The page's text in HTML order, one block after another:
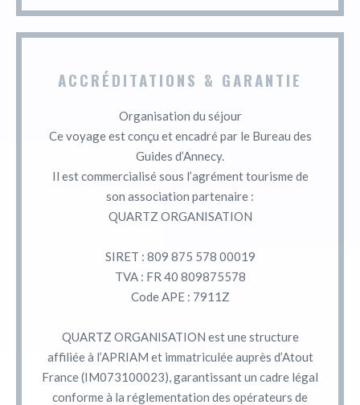
ACCRÉDITATIONS & GARANTIE
Organisation du séjour
Ce voyage est conçu et encadré par le Bureau des
Guides d’Annecy.
Il est commercialisé sous l’agrément tourisme de
son association partenaire :
QUARTZ ORGANISATION
SIRET : 809 875 578 00019
TVA : FR 40 809875578
Code APE : 7911Z
QUARTZ ORGANISATION est une structure
affiliée à l’APRIAM et immatriculée auprès d’Atout
France (IM073100023), garantissant un cadre légal
conforme à la réglementation des opérateurs de